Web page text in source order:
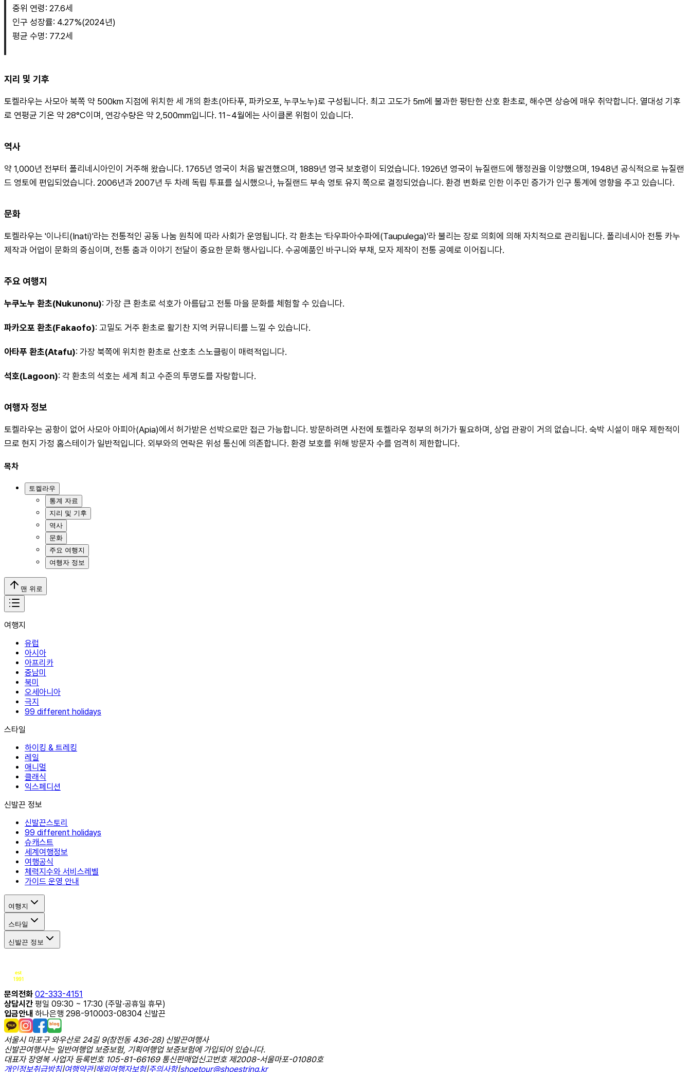
중위 연령: 27.6세
인구 성장률: 4.27%(2024년)
평균 수명: 77.2세
지리 및 기후
토켈라우는 사모아 북쪽 약 500km 지점에 위치한 세 개의 환초(아타푸, 파카오포, 누쿠노누)로 구성됩니다. 최고 고도가 5m에 불과한 평탄한 산호 환초로, 해수면 상승에 매우 취약합니다. 열대성 기후
로 연평균 기온 약 28°C이며, 연강수량은 약 2,500mm입니다. 11~4월에는 사이클론 위험이 있습니다.
역사
약 1,000년 전부터 폴리네시아인이 거주해 왔습니다. 1765년 영국이 처음 발견했으며, 1889년 영국 보호령이 되었습니다. 1926년 영국이 뉴질랜드에 행정권을 이양했으며, 1948년 공식적으로 뉴질랜
드 영토에 편입되었습니다. 2006년과 2007년 두 차례 독립 투표를 실시했으나, 뉴질랜드 부속 영토 유지 쪽으로 결정되었습니다. 환경 변화로 인한 이주민 증가가 인구 통계에 영향을 주고 있습니다.
문화
토켈라우는 '이나티(Inati)'라는 전통적인 공동 나눔 원칙에 따라 사회가 운영됩니다. 각 환초는 '타우파아수파에(Taupulega)'라 불리는 장로 의회에 의해 자치적으로 관리됩니다. 폴리네시아 전통 카누
제작과 어업이 문화의 중심이며, 전통 춤과 이야기 전달이 중요한 문화 행사입니다. 수공예품인 바구니와 부채, 모자 제작이 전통 공예로 이어집니다.
주요 여행지
누쿠노누 환초(Nukunonu): 가장 큰 환초로 석호가 아름답고 전통 마을 문화를 체험할 수 있습니다.
파카오포 환초(Fakaofo): 고밀도 거주 환초로 활기찬 지역 커뮤니티를 느낄 수 있습니다.
아타푸 환초(Atafu): 가장 북쪽에 위치한 환초로 산호초 스노클링이 매력적입니다.
석호(Lagoon): 각 환초의 석호는 세계 최고 수준의 투명도를 자랑합니다.
여행자 정보
토켈라우는 공항이 없어 사모아 아피아(Apia)에서 허가받은 선박으로만 접근 가능합니다. 방문하려면 사전에 토켈라우 정부의 허가가 필요하며, 상업 관광이 거의 없습니다. 숙박 시설이 매우 제한적이
므로 현지 가정 홈스테이가 일반적입니다. 외부와의 연락은 위성 통신에 의존합니다. 환경 보호를 위해 방문자 수를 엄격히 제한합니다.
목차
토켈라우
통계 자료
지리 및 기후
역사
문화
주요 여행지
여행자 정보
맨 위로
여행지
유럽
아시아
아프리카
중남미
북미
오세아니아
극지
99 different holidays
스타일
하이킹 & 트레킹
레일
애니멀
클래식
익스페디션
신발끈 정보
신발끈스토리
99 different holidays
슈캐스트
세계여행정보
여행공식
체력지수와 서비스레벨
가이드 운영 안내
여행지
스타일
신발끈 정보
문의전화 02-333-4151
상담시간 평일 09:30 ~ 17:30 (주말·공휴일 휴무)
입금안내 하나은행 298-910003-08304 신발끈
서울시 마포구 와우산로 24길 9(창전동 436-28) 신발끈여행사
신발끈여행사는 일반여행업 보증보험, 기획여행업 보증보험에 가입되어 있습니다.
대표자 장영복 사업자 등록번호 105-81-66169 통신판매업신고번호 제2008-서울마포-01080호
개인정보취급방침|여행약관|해외여행자보험|주의사항|shoetour@shoestring.kr